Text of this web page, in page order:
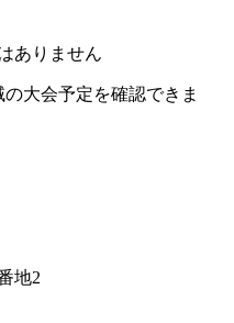
ありません
大会予定を確認できま
地2